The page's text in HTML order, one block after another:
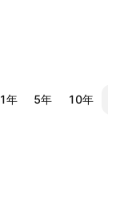
1年 5年 10年